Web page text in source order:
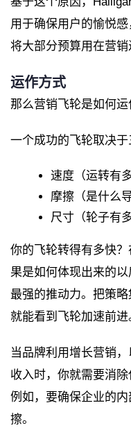
用于确保用户的愉悦感
将大部分预算用在营销
运作方式
那么营销飞轮是如何运
一个成功的飞轮取决于
速度（运转有
摩擦（是什么
尺寸（轮子有
你的飞轮转得有多快
果是如何体现出来的
最强的推动力。把策
就能看到飞轮加速前进
当品牌利用增长营销
收入时，你就需要消除
例如，要确保企业的
擦。